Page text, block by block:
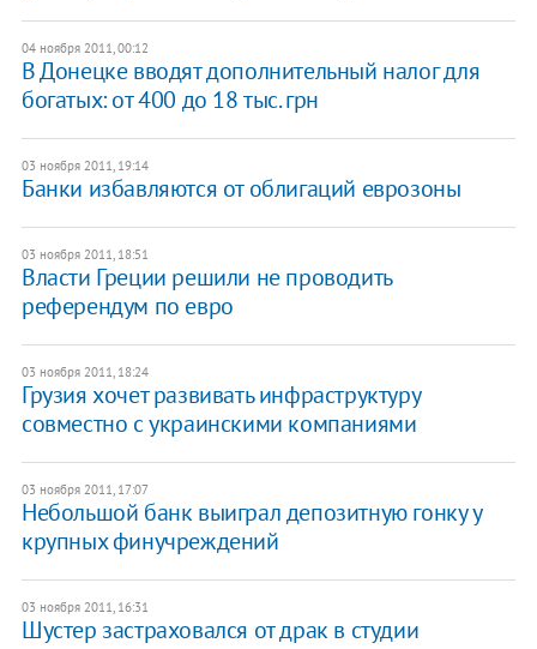
04 ноября 2011, 00:12
​В Донецке вводят дополнительный налог для
богатых: от 400 до 18 тыс. грн
03 ноября 2011, 19:14
​Банки избавляются от облигаций еврозоны
03 ноября 2011, 18:51
Власти Греции решили не проводить
референдум по евро
03 ноября 2011, 18:24
​Грузия хочет развивать инфраструктуру
совместно с украинскими компаниями
03 ноября 2011, 17:07
​Небольшой банк выиграл депозитную гонку у
крупных финучреждений
03 ноября 2011, 16:31
​Шустер застраховался от драк в студии